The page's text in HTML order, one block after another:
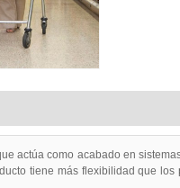
actúa como acabado en
tiene más flexibilidad que